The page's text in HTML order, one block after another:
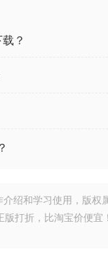
？
绍和学习使用，版
打折，比淘宝价便宜